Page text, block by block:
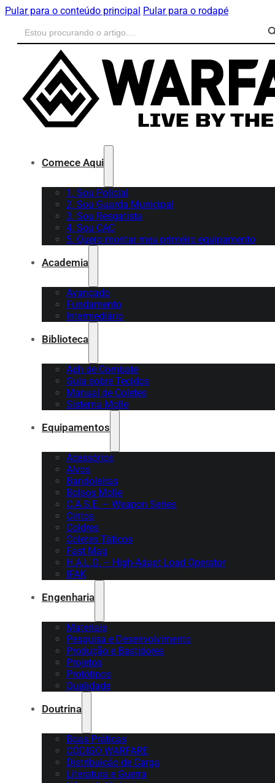
Pular para o conteúdo principal Pular para o rodapé
for:
Comece Aqui
1. Sou Policial
2. Sou Guarda Municipal
3. Sou Resgatista
4. Sou CAC
5. Quero montar meu primeiro equipamento
Academia
Avançado
Fundamento
Intermediário
Biblioteca
Aph de Combate
Guia sobre Tecidos
Manual de Coletes
Sistema Molle
Equipamentos
Acessórios
Alvos
Bandoleiras
Bolsos Molle
C.A.S.E. – Weapon Series
Cintos
Coldres
Coletes Táticos
Fast Mag
H.A.L.O. – High-Adapt Load Operator
IFAK
Engenharia
Materiais
Pesquisa e Desenvolvimento
Produção e Bastidores
Projetos
Protótipos
Qualidade
Doutrina
Boas Práticas
CÓDIGO WARFARE
Distribuição de Carga
Literatura e Guerra